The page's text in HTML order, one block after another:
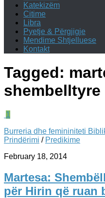
Katekizëm
Citime
Libra
Pyetje & Përgjigje
Mendime Shtjelluese
Kontakt
Tagged:
shembelltyre
1
Burreria dhe femininiteti
Prindërimi / Predikime
February 18, 2014
Martesa:
për Hirin që ruan